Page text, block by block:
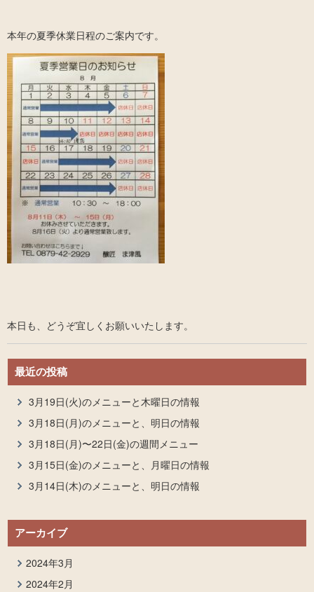
本年の夏季休業日程のご案内です。
本日も、どうぞ宜しくお願いいたします。
最近の投稿
3月19日(火)のメニューと木曜日の情報
3月18日(月)のメニューと、明日の情報
3月18日(月)〜22日(金)の週間メニュー
3月15日(金)のメニューと、月曜日の情報
3月14日(木)のメニューと、明日の情報
アーカイブ
2024年3月
2024年2月